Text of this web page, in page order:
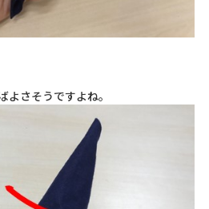
よさそうですよね。